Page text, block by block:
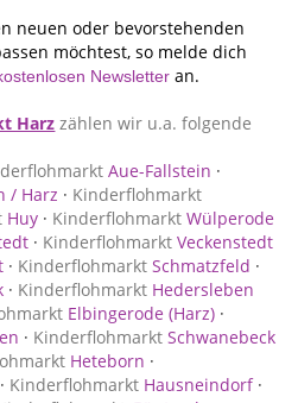
neuen oder bevorstehenden
möchtest, so melde dich
Newsletter an.
Harz zählen wir u.a. folgende
Aue-Fallstein ·
/ Harz · Kinderflohmarkt
Huy · Kinderflohmarkt Wülperode
· Kinderflohmarkt Veckenstedt
· Kinderflohmarkt Schmatzfeld ·
· Kinderflohmarkt Hedersleben
Elbingerode (Harz) ·
· Kinderflohmarkt Schwanebeck
Heteborn ·
· Kinderflohmarkt Hausneindorf·